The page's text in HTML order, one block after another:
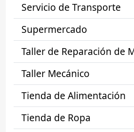
Servicio de Transporte
Supermercado
Taller de Reparación de
Taller Mecánico
Tienda de Alimentación
Tienda de Ropa